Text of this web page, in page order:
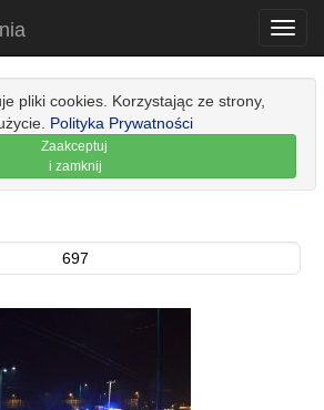
pliki cookies. Korzystając ze strony,
Polityka Prywatności
Zaakceptuj
i zamknij
697